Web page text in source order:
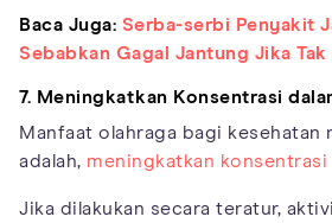
Baca Juga: Serba-serbi Penyakit
Sebabkan Gagal Jantung Jika
7. Meningkatkan Konsentrasi
Manfaat olahraga bagi kesehatan
adalah, meningkatkan konsentrasi
Jika dilakukan secara teratur,